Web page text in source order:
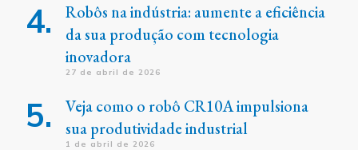
Robôs na indústria: aumente a eficiência
da sua produção com tecnologia
inovadora
27 de abril de 2026
Veja como o robô CR10A impulsiona
sua produtividade industrial
1 de abril de 2026